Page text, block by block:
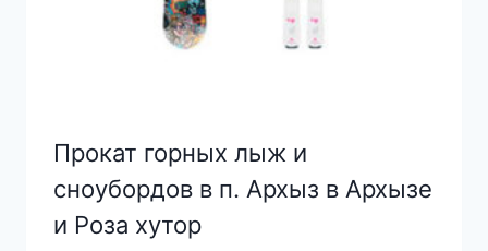
Прокат горных лыж и
сноубордов в п. Архыз в Архызе
и Роза хутор